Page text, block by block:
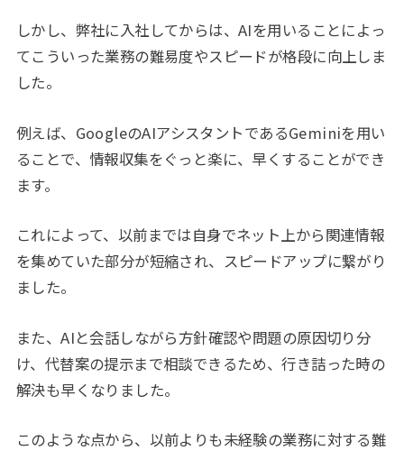
しかし、弊社に入社してからは、AIを用いることによっ
てこういった業務の難易度やスピードが格段に向上しま
した。
例えば、GoogleのAIアシスタントであるGeminiを用い
ることで、情報収集をぐっと楽に、早くすることができ
ます。
これによって、以前までは自身でネット上から関連情報
を集めていた部分が短縮され、スピードアップに繋がり
ました。
また、AIと会話しながら方針確認や問題の原因切り分
け、代替案の提示まで相談できるため、行き詰った時の
解決も早くなりました。
このような点から、以前よりも未経験の業務に対する難